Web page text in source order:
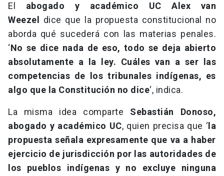
El abogado y académico UC Alex van
Weezel
dice que la propuesta constitucional no
aborda qué sucederá con las materias penales.
‘No se dice nada de eso, todo se deja abierto
absolutamente a la ley. Cuáles van a ser las
competencias de los tribunales indígenas, es
algo que la Constitución no dice‘, indica.
La misma idea comparte Sebastián Donoso,
abogado y académico UC, quien precisa que ‘ la
propuesta señala expresamente que va a haber
ejercicio de jurisdicción por las autoridades de
los pueblos indígenas y no excluye ninguna